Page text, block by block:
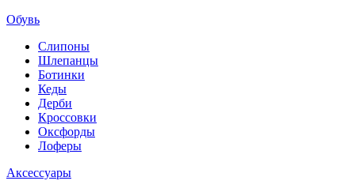
Обувь
Слипоны
Шлепанцы
Ботинки
Кеды
Дерби
Кроссовки
Оксфорды
Лоферы
Аксессуары